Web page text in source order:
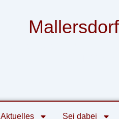
Aktuelles Sei dabei